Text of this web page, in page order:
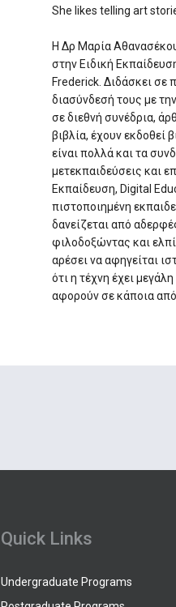
She likes telling art
Η Δρ Μαρία
στην Ειδική
Frederick. Διδάσκει σε
διασύνδεσή τους με
σε διεθνή συνέδρια,
βιβλία, έχουν εκδοθεί
είναι πολλά και τα
μετεκπαιδεύσεις και
Εκπαίδευση, Digital
πιστοποιημένη
δανείζεται από
φιλοδοξώντας και
αρέσει να αφηγείται
ότι η τέχνη έχει
αφορούν σε κάποια από
Quick Links
Undergraduate Programs